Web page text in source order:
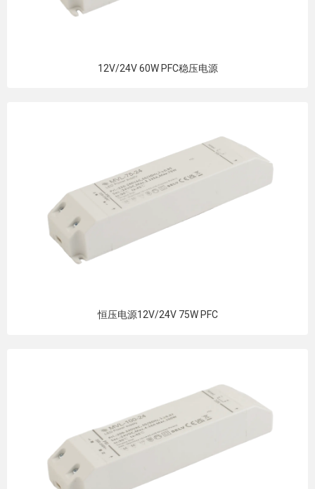
12V/24V 60W PFC稳压电源
恒压电源12V/24V 75W PFC